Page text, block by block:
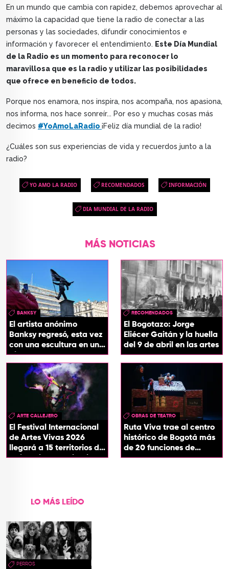
En un mundo que cambia con rapidez, debemos aprovechar al
máximo la capacidad que tiene la radio de conectar a las
personas y las sociedades, difundir conocimientos e
información y favorecer el entendimiento. Este Día Mundial
de la Radio es un momento para reconocer lo
maravillosa que es la radio y utilizar las posibilidades
que ofrece en beneficio de todos.
Porque nos enamora, nos inspira, nos acompaña, nos apasiona,
nos informa, nos hace sonreír... Por eso y muchas cosas más
decimos #YoAmoLaRadio ¡Feliz día mundial de la radio!
¿Cuáles son sus experiencias de vida y recuerdos junto a la
radio?
YO AMO LA RADIO RECOMENDADOS INFORMACIÓN
DIA MUNDIAL DE LA RADIO
MÁS NOTICIAS
BANKSY
El artista anónimo
Banksy regresó, esta vez
con una escultura en una
plaza de Londres
RECOMENDADOS
El Bogotazo: Jorge
Eliécer Gaitán y la huella
del 9 de abril en las artes
ARTE CALLEJERO
El Festival Internacional
de Artes Vivas 2026
llegará a 15 territorios de
Colombia con ‘Circuitos
OBRAS DE TEATRO
Ruta Viva trae al centro
histórico de Bogotá más
de 20 funciones de
teatro
LO MÁS LEÍDO
PERROS